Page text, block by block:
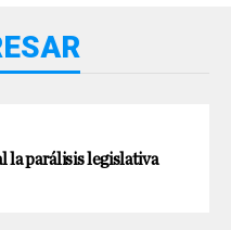
la parálisis legislativa